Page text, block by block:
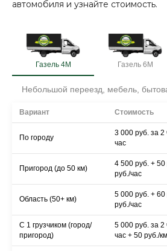
автомобиля и узнайте стоимость.
Газель 4М Газель 6М
Небольшой переезд, мебель,
Вариант Стоимость
По городу
3 000 руб. за 2
час
Пригород (до 50 км)
4 500 руб. +
руб./час
Область (50+ км)
5 000 руб. +
руб./час
С 1 грузчиком (город/
пригород)
5 000 руб. за 2
час + 50 руб./км